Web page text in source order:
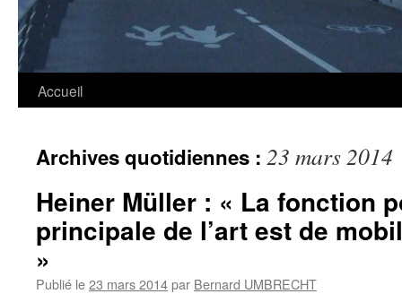
Accueil
Archives quotidiennes : 23 mars 2014
Heiner Müller : « La fonction
principale de l’art est de
»
Publié le23 mars 2014par Bernard UMBRECHT